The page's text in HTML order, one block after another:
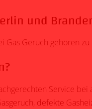
und
Geruch gehören
Service bei
, defekte